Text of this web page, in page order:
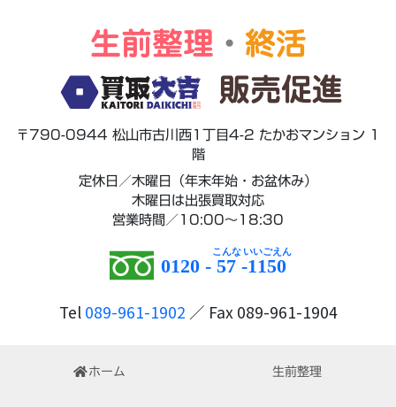
生前整理 ・ 終活
販売促進
〒790-0944 松山市古川西1丁目4-2 たかおマンション 1
階
定休日／木曜日（年末年始・お盆休み）
木曜日は出張買取対応
営業時間／10:00～18:30
0120 - 57 -1150
Tel 089-961-1902 ／ Fax 089-961-1904
ホーム 生前整理